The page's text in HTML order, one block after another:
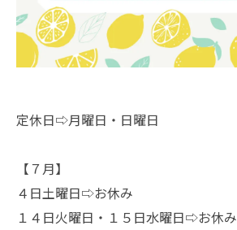
定休日⇨月曜日・日曜日
【７月】
４日土曜日⇨お休み
１４日火曜日・１５日水曜日⇨お休み